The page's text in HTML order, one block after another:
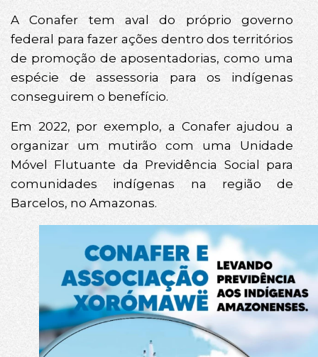
A Conafer tem aval do próprio governo
federal para fazer ações dentro dos territórios
de promoção de aposentadorias, como uma
espécie de assessoria para os indígenas
conseguirem o benefício.
Em 2022, por exemplo, a Conafer ajudou a
organizar um mutirão com uma Unidade
Móvel Flutuante da Previdência Social para
comunidades indígenas na região de
Barcelos, no Amazonas.